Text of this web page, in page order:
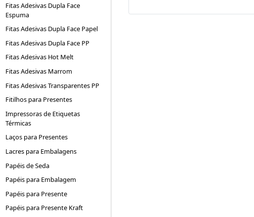
Fitas Adesivas Dupla Face
Espuma
Fitas Adesivas Dupla Face Papel
Fitas Adesivas Dupla Face PP
Fitas Adesivas Hot Melt
Fitas Adesivas Marrom
Fitas Adesivas Transparentes PP
Fitilhos para Presentes
Impressoras de Etiquetas
Térmicas
Laços para Presentes
Lacres para Embalagens
Papéis de Seda
Papéis para Embalagem
Papéis para Presente
Papéis para Presente Kraft